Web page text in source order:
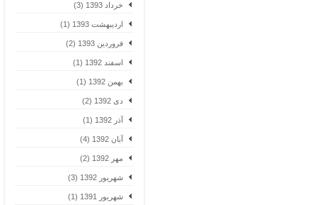
خرداد 1393 (3)
اردیبهشت 1393 (1)
فروردین 1393 (2)
اسفند 1392 (1)
بهمن 1392 (1)
دی 1392 (2)
آذر 1392 (1)
آبان 1392 (4)
مهر 1392 (2)
شهریور 1392 (3)
شهریور 1391 (1)